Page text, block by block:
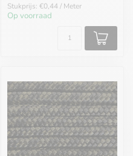
Stukprijs: €0,44 / Meter
Op voorraad